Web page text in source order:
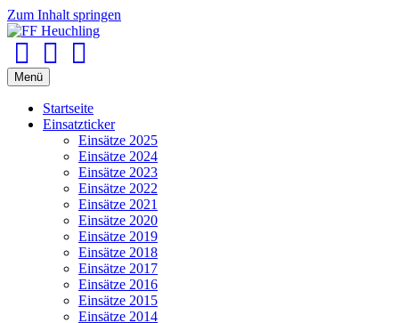
Zum Inhalt springen
Menü
Startseite
Einsatzticker
Einsätze 2025
Einsätze 2024
Einsätze 2023
Einsätze 2022
Einsätze 2021
Einsätze 2020
Einsätze 2019
Einsätze 2018
Einsätze 2017
Einsätze 2016
Einsätze 2015
Einsätze 2014